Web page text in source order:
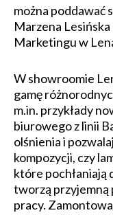
można poddawać
Marzena
Marketingu w
W showroomie
gamę
m.in. przykłady
biurowego z linii
olśnienia i
kompozycji, czy
które pochłaniają
tworzą przyjemną
pracy.